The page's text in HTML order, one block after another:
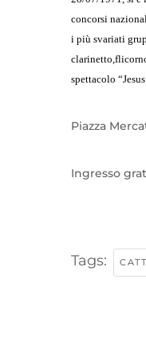
concorsi n
i più svariati
spettacolo
Piazza
Ingresso
Tags: